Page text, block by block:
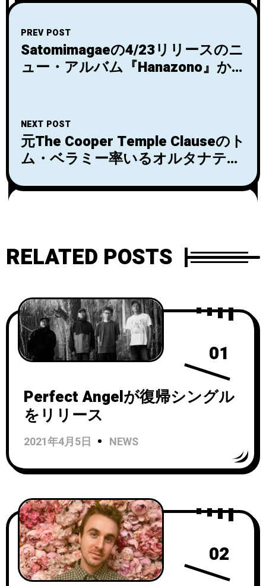
PREV POST
Satomimagaeの4/23リリースのニ
ュー・アルバム『Hanazono』か
開
NEXT POST
元The Cooper Temple Clauseのト
ム・ベラミー率いるオルタナティ
グル「Lost in Translation」のリリ
RELATED POSTS
01
Perfect Angelが復帰シングル
をリリース
2021年4月5日 NEWS
02